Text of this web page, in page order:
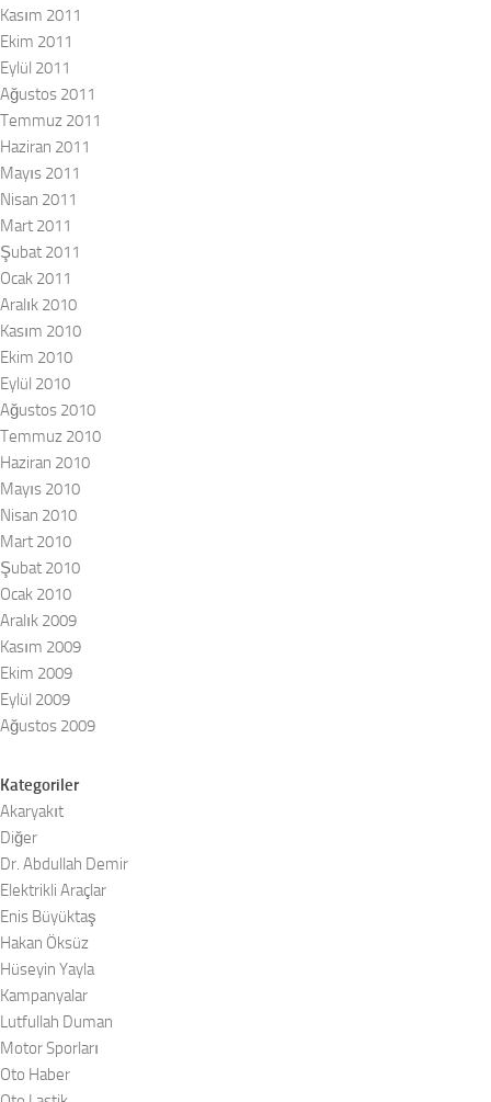
Kasım 2011
Ekim 2011
Eylül 2011
Ağustos 2011
Temmuz 2011
Haziran 2011
Mayıs 2011
Nisan 2011
Mart 2011
Şubat 2011
Ocak 2011
Aralık 2010
Kasım 2010
Ekim 2010
Eylül 2010
Ağustos 2010
Temmuz 2010
Haziran 2010
Mayıs 2010
Nisan 2010
Mart 2010
Şubat 2010
Ocak 2010
Aralık 2009
Kasım 2009
Ekim 2009
Eylül 2009
Ağustos 2009
Kategoriler
Akaryakıt
Diğer
Dr. Abdullah Demir
Elektrikli Araçlar
Enis Büyüktaş
Hakan Öksüz
Hüseyin Yayla
Kampanyalar
Lutfullah Duman
Motor Sporları
Oto Haber